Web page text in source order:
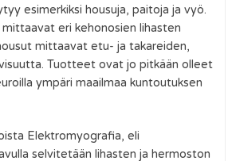
esimerkiksi housuja, paitoja ja vyö.
eri kehonosien lihasten
mittaavat etu- ja takareiden,
Tuotteet ovat jo pitkään olleet
ympäri maailmaa kuntoutuksen
Elektromyografia, eli
selvitetään lihasten ja hermoston